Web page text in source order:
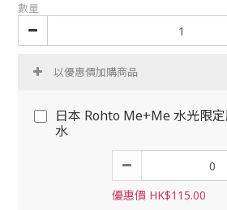
數量
以優惠價加購商品
日本 Rohto Me+Me 水光限
水
優惠價 HK$115.00